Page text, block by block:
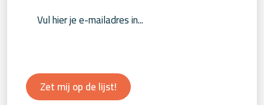
Zet mij op de lijst!